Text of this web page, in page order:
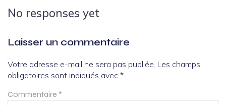
No responses yet
Laisser un commentaire
Votre adresse e-mail ne sera pas publiée. Les champs
obligatoires sont indiqués avec *
Commentaire *